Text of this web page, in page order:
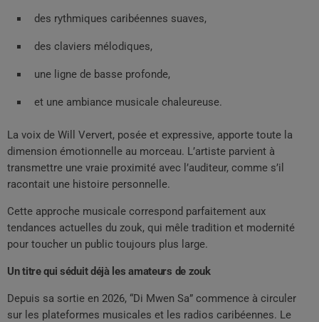
des rythmiques caribéennes suaves,
des claviers mélodiques,
une ligne de basse profonde,
et une ambiance musicale chaleureuse.
La voix de Will Ververt, posée et expressive, apporte toute la
dimension émotionnelle au morceau. L’artiste parvient à
transmettre une vraie proximité avec l’auditeur, comme s’il
racontait une histoire personnelle.
Cette approche musicale correspond parfaitement aux
tendances actuelles du zouk, qui mêle tradition et modernité
pour toucher un public toujours plus large.
Un titre qui séduit déjà les amateurs de zouk
Depuis sa sortie en 2026, “Di Mwen Sa” commence à circuler
sur les plateformes musicales et les radios caribéennes. Le